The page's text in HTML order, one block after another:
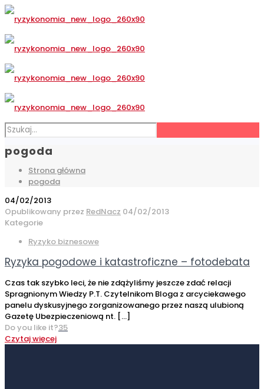
pogoda
Strona główna
pogoda
04/02/2013
Opublikowany przez RedNacz 04/02/2013
Kategorie
Ryzyko biznesowe
Ryzyka pogodowe i katastroficzne – fotodebata
Czas tak szybko leci, że nie zdążyliśmy jeszcze zdać relacji
Spragnionym Wiedzy P.T. Czytelnikom Bloga z arcyciekawego
panelu dyskusyjnego zorganizowanego przez naszą ulubioną
Gazetę Ubezpieczeniową nt. […]
Do you like it?35
Czytaj więcej